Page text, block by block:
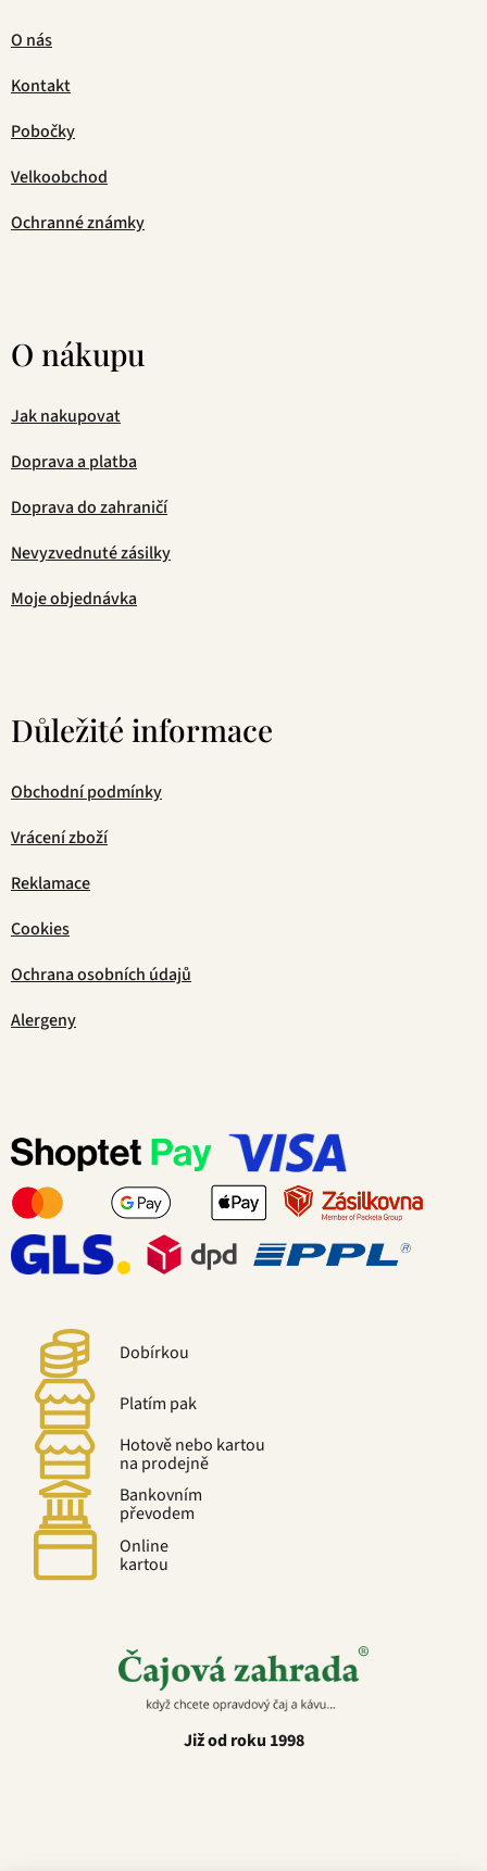
O nás
Kontakt
Pobočky
Velkoobchod
Ochranné známky
O nákupu
Jak nakupovat
Doprava a platba
Doprava do zahraničí
Nevyzvednuté zásilky
Moje objednávka
Důležité informace
Obchodní podmínky
Vrácení zboží
Reklamace
Cookies
Ochrana osobních údajů
Alergeny
Dobírkou
Platím pak
Hotově nebo kartou
na prodejně
Bankovním
převodem
Online
kartou
Již od roku 1998